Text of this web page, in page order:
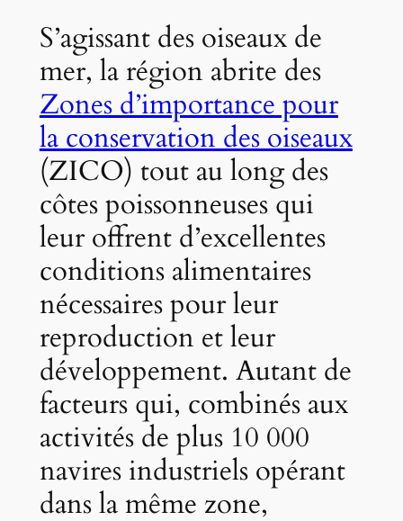
S’agissant des oiseaux de
mer, la région abrite des
Zones d’importance pour
la conservation des oiseaux
(ZICO) tout au long des
côtes poissonneuses qui
leur offrent d’excellentes
conditions alimentaires
nécessaires pour leur
reproduction et leur
développement. Autant de
facteurs qui, combinés aux
activités de plus 10 000
navires industriels opérant
dans la même zone,